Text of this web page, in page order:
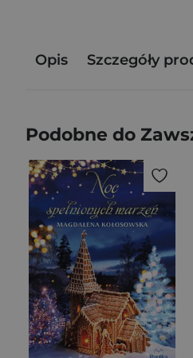
Opis Szczegóły
Podobne do